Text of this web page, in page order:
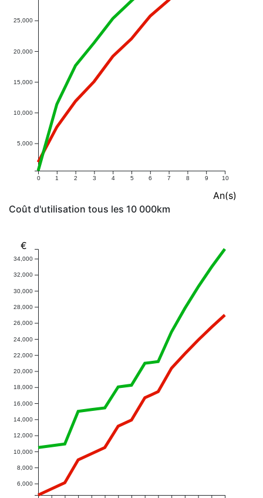
0 1 2 3 4 5 6 7 8 9 10
5,000
10,000
15,000
20,000
25,000
An(s)
Coût d'utilisation tous les 10 000km
6,000
8,000
10,000
12,000
14,000
16,000
18,000
20,000
22,000
24,000
26,000
28,000
30,000
32,000
34,000
€